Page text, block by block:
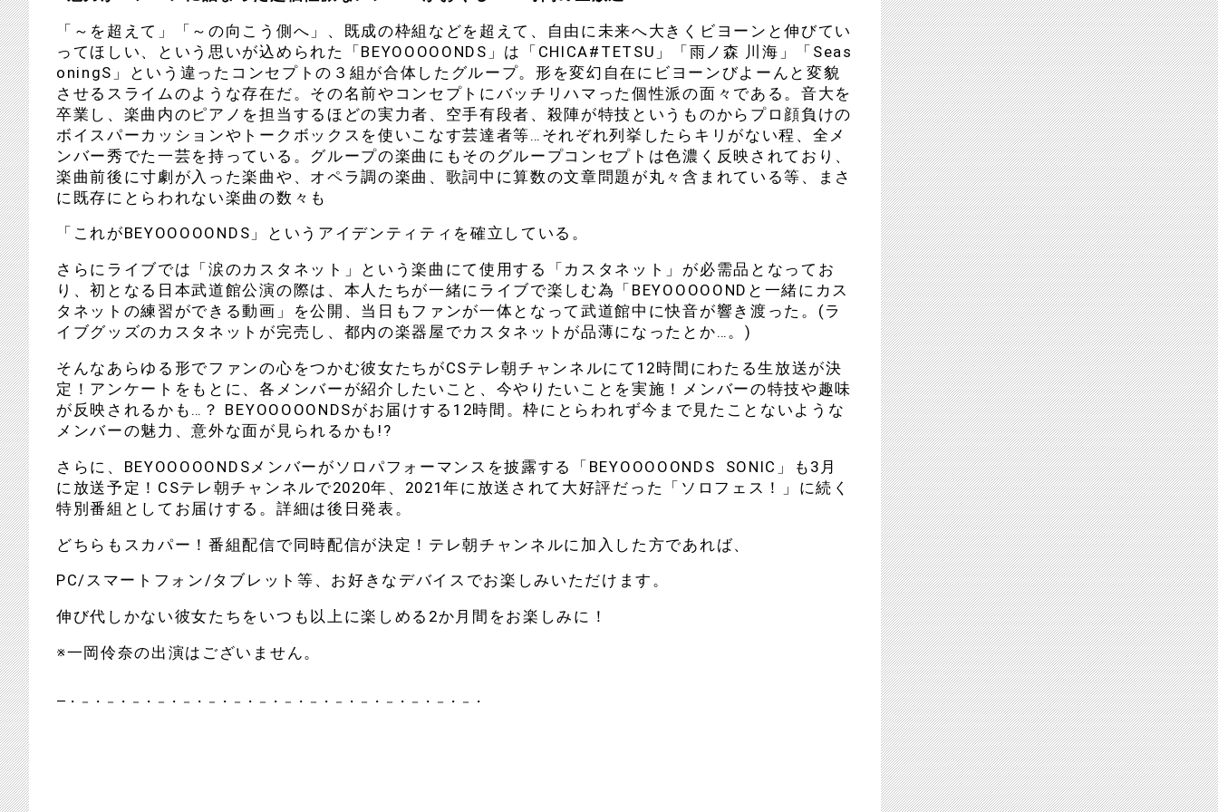
「～を超えて」「～の向こう側へ」、既成の枠組などを超えて、自由に未来へ大きくビヨーンと伸びてい
ってほしい、という思いが込められた「BEYOOOOONDS」は「CHICA#TETSU」「雨ノ森 川海」「Seas
oningS」という違ったコンセプトの３組が合体したグループ。形を変幻自在にビヨーンびよーんと変貌
させるスライムのような存在だ。その名前やコンセプトにバッチリハマった個性派の面々である。音大を
卒業し、楽曲内のピアノを担当するほどの実力者、空手有段者、殺陣が特技というものからプロ顔負けの
ボイスパーカッションやトークボックスを使いこなす芸達者等…それぞれ列挙したらキリがない程、全メ
ンバー秀でた一芸を持っている。グループの楽曲にもそのグループコンセプトは色濃く反映されており、
楽曲前後に寸劇が入った楽曲や、オペラ調の楽曲、歌詞中に算数の文章問題が丸々含まれている等、まさ
に既存にとらわれない楽曲の数々も
「これがBEYOOOOONDS」というアイデンティティを確立している。
さらにライブでは「涙のカスタネット」という楽曲にて使用する「カスタネット」が必需品となってお
り、初となる日本武道館公演の際は、本人たちが一緒にライブで楽しむ為「BEYOOOOONDと一緒にカス
タネットの練習ができる動画」を公開、当日もファンが一体となって武道館中に快音が響き渡った。(ラ
イブグッズのカスタネットが完売し、都内の楽器屋でカスタネットが品薄になったとか…。)
そんなあらゆる形でファンの心をつかむ彼女たちがCSテレ朝チャンネルにて12時間にわたる生放送が決
定！アンケートをもとに、各メンバーが紹介したいこと、今やりたいことを実施！メンバーの特技や趣味
が反映されるかも…？ BEYOOOOONDSがお届けする12時間。枠にとらわれず今まで見たことないような
メンバーの魅力、意外な面が見られるかも!?
さらに、BEYOOOOONDSメンバーがソロパフォーマンスを披露する「BEYOOOOONDS SONIC」も3月
に放送予定！CSテレ朝チャンネルで2020年、2021年に放送されて大好評だった「ソロフェス！」に続く
特別番組としてお届けする。詳細は後日発表。
どちらもスカパー！番組配信で同時配信が決定！テレ朝チャンネルに加入した方であれば、
PC/スマートフォン/タブレット等、お好きなデバイスでお楽しみいただけます。
伸び代しかない彼女たちをいつも以上に楽しめる2か月間をお楽しみに！
※一岡伶奈の出演はございません。
―・－・－・－・－・－・－・－・－・－・－・－・－・－・－・－・－・